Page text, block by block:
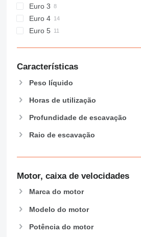
Euro 3
Euro 4
Euro 5
Características
Peso líquido
Horas de utilização
Profundidade de escavação
Raio de escavação
Motor, caixa de velocidades
Marca do motor
Modelo do motor
Potência do motor